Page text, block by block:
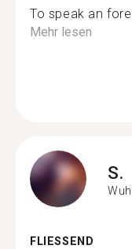
To speak an
Mehr lesen
S.
FLIESSEND